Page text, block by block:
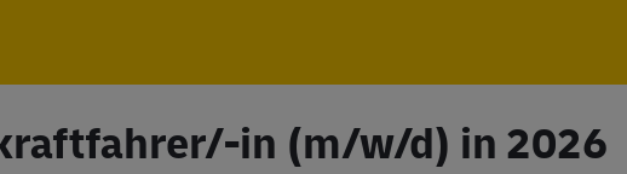
in (m/w/d) in 2026